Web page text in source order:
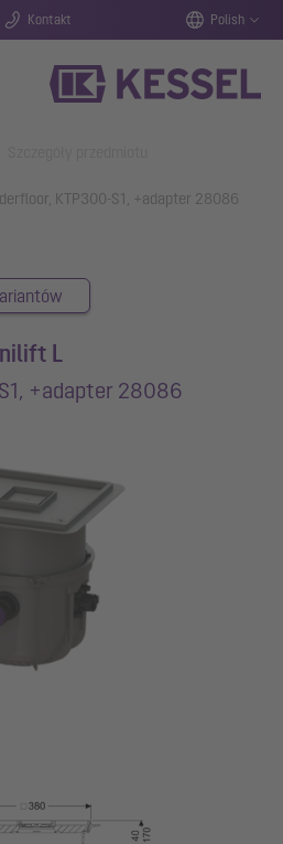
Kontakt Polish
KTP300-S1, +adapter 28086
L
+adapter 28086